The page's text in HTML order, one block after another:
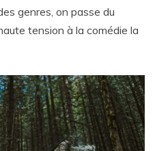
genres, on passe du
tension à la comédie la